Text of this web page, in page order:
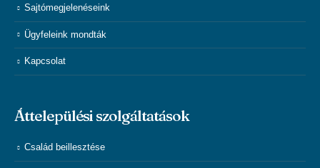
Sajtómegjelenéseink
Ügyfeleink mondták
Kapcsolat
Áttelepülési szolgáltatások
Család beillesztése